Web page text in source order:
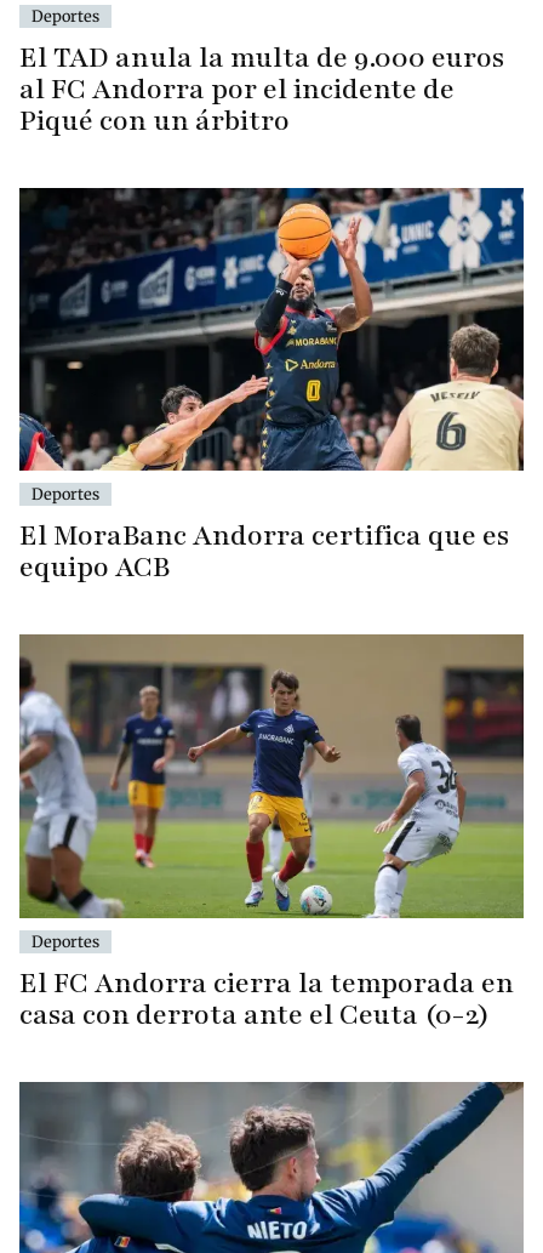
Deportes
El TAD anula la multa de 9.000 euros
al FC Andorra por el incidente de
Piqué con un árbitro
Deportes
El MoraBanc Andorra certifica que es
equipo ACB
Deportes
El FC Andorra cierra la temporada en
casa con derrota ante el Ceuta (0-2)